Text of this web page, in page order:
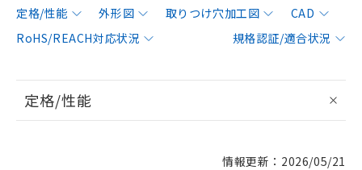
定格/性能 外形図 取りつけ穴加工図
CAD
RoHS/REACH対応状況
規格認証/適合状況
定格/性能
情報更新：2026/05/21